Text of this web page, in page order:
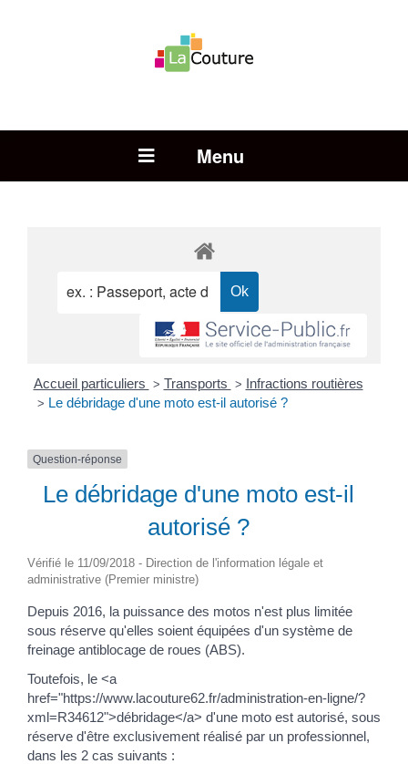
Open Menu
Accueil particuliers > Transports > Infractions routières
> Le débridage d'une moto est-il autorisé ?
Question-réponse
Le débridage d'une moto est-il
autorisé ?
Vérifié le 11/09/2018 - Direction de l'information légale et
administrative (Premier ministre)
Depuis 2016, la puissance des motos n'est plus limitée
sous réserve qu'elles soient équipées d'un système de
freinage antiblocage de roues (ABS).
Toutefois, le <a
href="https://www.lacouture62.fr/administration-en-ligne/?
xml=R34612">débridage</a> d'une moto est autorisé, sous
réserve d'être exclusivement réalisé par un professionnel,
dans les 2 cas suivants :